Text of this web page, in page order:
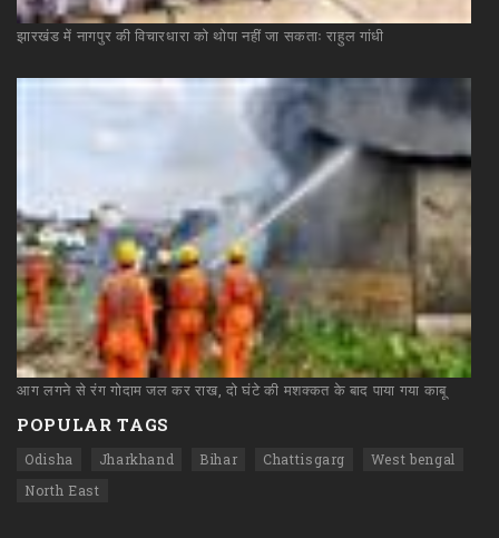
झारखंड में नागपुर की विचारधारा को थोपा नहीं जा सकताः राहुल गांधी
आग लगने से रंग गोदाम जल कर राख, दो घंटे की मशक्कत के बाद पाया गया काबू
POPULAR TAGS
Odisha Jharkhand Bihar Chattisgarg
West bengal
North East